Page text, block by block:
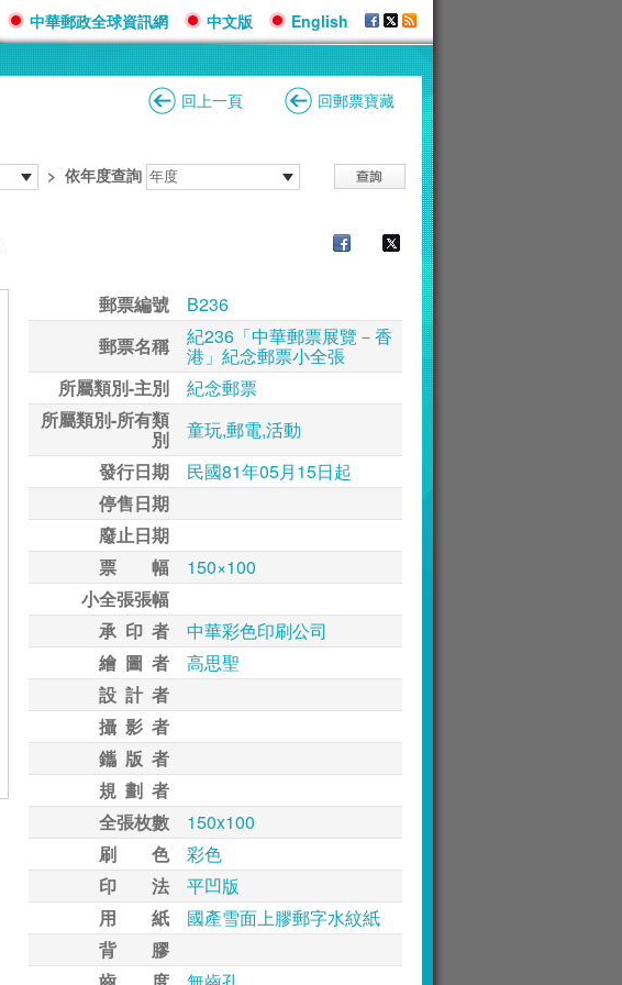
中華郵政全球資訊網 中文版 English
回上一頁 回郵票寶藏
> 依年度查詢
郵票編號
B236
郵票名稱
紀236「中華郵票展覽－香
港」紀念郵票小全張
所屬類別-主別
紀念郵票
所屬類別-所有類
別
童玩,郵電,活動
發行日期
民國81年05月15日起
停售日期
廢止日期
票 幅
150×100
小全張張幅
承 印 者
中華彩色印刷公司
繪 圖 者
高思聖
設 計 者
攝 影 者
鑴 版 者
規 劃 者
全張枚數
150x100
刷 色
彩色
印 法
平凹版
用 紙
國產雪面上膠郵字水紋紙
背 膠